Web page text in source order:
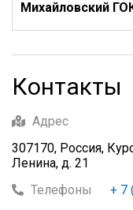
Михайловский
Контакты
Адрес
307170, Россия,
Ленина, д. 21
Телефоны
+ 7